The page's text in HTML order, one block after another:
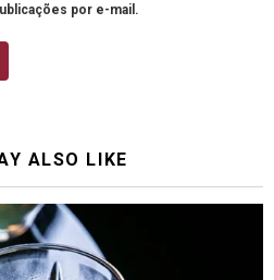
por e-mail.
ALSO LIKE